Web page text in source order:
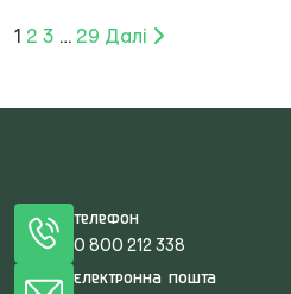
Posts
1 2 3 … 29 Далі
Телефон
0 800 212 338
Електронна пошта